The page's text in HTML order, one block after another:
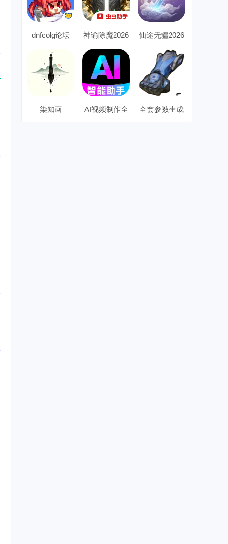
币道具2026官
方最新版本
dnfcolg论坛
2026最新版本
神谕除魔2026
最新版本
仙途无疆2026
最新版本
染知画 AI视频制作全 全套参数生成